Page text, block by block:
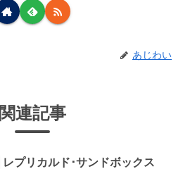
あじわい
関連記事
レプリカルド･サンドボックス